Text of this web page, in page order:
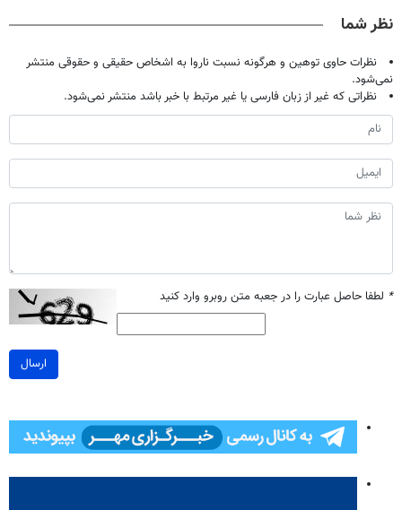
نظر شما
نظرات حاوی توهین و هرگونه نسبت ناروا به اشخاص حقیقی و حقوقی منتشر
نمی‌شود.
نظراتی که غیر از زبان فارسی یا غیر مرتبط با خبر باشد منتشر نمی‌شود.
* لطفا حاصل عبارت را در جعبه متن روبرو وارد کنید
ارسال